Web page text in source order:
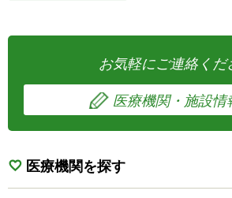
お気軽にご連絡くだ
医療機関・施設情
医療機関を探す